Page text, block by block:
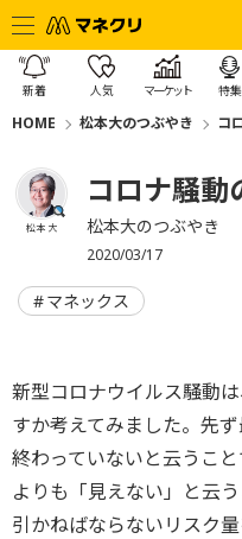
新着 人気 マーケット 特集
HOME 松本大のつぶやき コ
松本 大
コロナ騒動
松本大のつぶやき
2020/03/17
マネックス
新型コロナウイルス騒動
すか考えてみました。先
終わっていないと云うこ
よりも「見えない」と云
引かねばならないリスク